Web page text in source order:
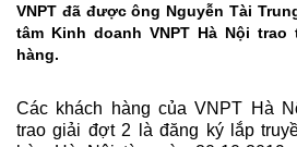
VNPT đã được ông Nguyễn Tài
tâm Kinh doanh VNPT Hà Nội
hàng.
Các khách hàng của VNPT Hà
trao giải đợt 2 là đăng ký lắp